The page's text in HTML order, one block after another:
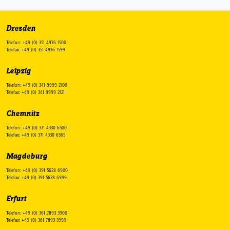
Dresden
Telefon: +49 (0) 351 4976 1500
Telefax: +49 (0) 351 4976 1599
Leipzig
Telefon: +49 (0) 341 9999 2100
Telefax: +49 (0) 341 9999 2121
Chemnitz
Telefon: +49 (0) 371 4330 6500
Telefax: +49 (0) 371 4330 6565
Magdeburg
Telefon: +49 (0) 391 5628 6900
Telefax: +49 (0) 391 5628 6999
Erfurt
Telefon: +49 (0) 361 7893 3900
Telefax: +49 (0) 361 7893 3999